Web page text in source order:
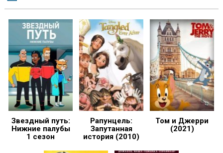
Звездный путь:
Нижние палубы
1 сезон
Рапунцель:
Запутанная
история (2010)
Том и Джерри
(2021)